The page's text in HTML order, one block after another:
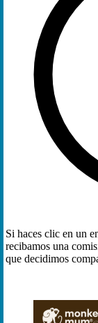
Si haces clic en un
recibamos una
que decidimos